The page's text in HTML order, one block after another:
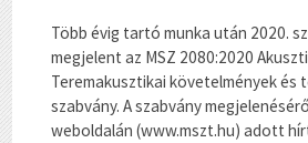
Több évig tartó munka után 2020.
megjelent az MSZ 2080:2020
Teremakusztikai követelmények és
szabvány. A szabvány
weboldalán (www.mszt.hu) adott